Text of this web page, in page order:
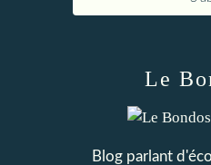
Le
Blog parlant